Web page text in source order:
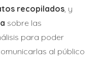
recopilados, y
sobre las
para poder
al público